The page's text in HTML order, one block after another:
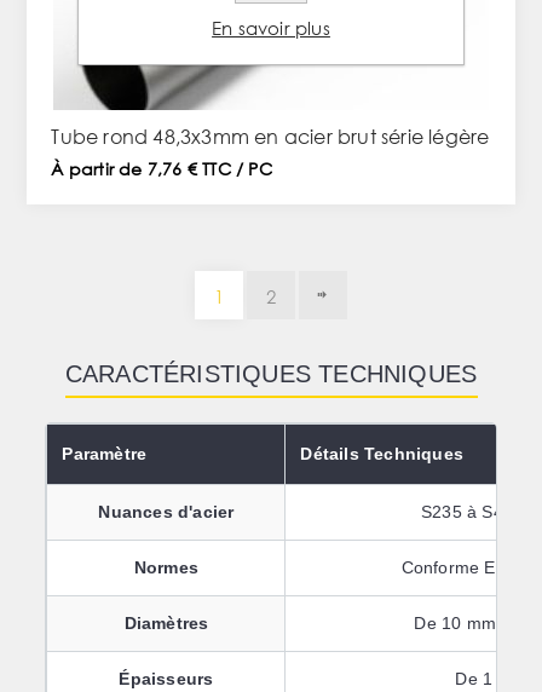
Tube rond 48,3x3mm en acier brut série légère
À partir de 7,76 € TTC / PC
1 2
CARACTÉRISTIQUES TECHNIQUES
Paramètre Détails Techniques
Nuances d'acier S235 à S460
Normes Conforme EN
Diamètres De 10 mm à
Épaisseurs De 1 mm
En savoir plus